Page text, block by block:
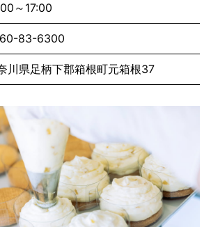
～17:00
83-6300
川県足柄下郡箱根町元箱根37